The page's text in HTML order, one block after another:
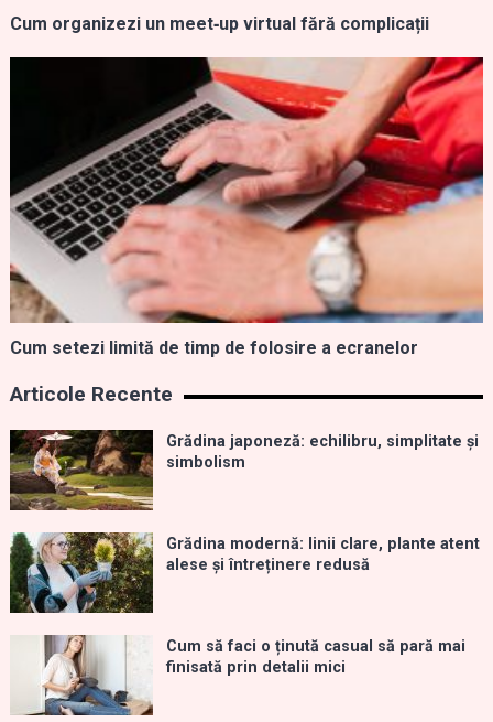
Cum organizezi un meet‑up virtual fără complicații
Cum setezi limită de timp de folosire a ecranelor
Articole Recente
Grădina japoneză: echilibru, simplitate și
simbolism
Grădina modernă: linii clare, plante atent
alese și întreținere redusă
Cum să faci o ținută casual să pară mai
finisată prin detalii mici